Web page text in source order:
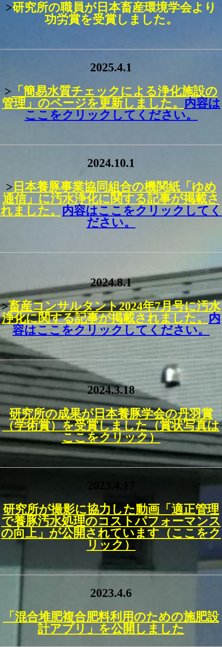
>研究所の職員が日本畜産環境学会より
功労賞を受賞しました。
2025.4.1
> 「簡易水質チェックによる浄化施設の
管理」のページを更新しました。 内容は
ここをクリックしてください。
2024.10.1
> 日本養豚事業協同組合の機関紙「ゆめ
通信」に汚水浄化に関する記事が掲載さ
れました。 内容はここをクリックしてく
ださい。
2024.8.1
>畜産コンサルタント2024年7月号に汚水
浄化に関する記事が掲載されました。 内
容はここをクリックしてください。
2024.3.18
研究所の成果が日本養豚学会の丹羽賞
（学術賞）を受賞しました（賞状写真は
ここをクリック）
研究所が撮影に協力した動画「適正管理
で養豚汚水処理のコストパフォーマンス
の向上」が公開されています（ここをク
リック）
2023.4.6
「混合堆肥複合肥料利用のための施肥設
計アプリ」を公開しました